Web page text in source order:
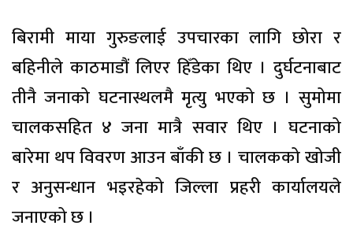
बिरामी माया गुरुङलाई उपचारका लागि छोरा र
बहिनीले काठमाडौं लिएर हिँडेका थिए । दुर्घटनाबाट
तीनै जनाको घटनास्थलमै मृत्यु भएको छ । सुमोमा
चालकसहित ४ जना मात्रै सवार थिए । घटनाको
बारेमा थप विवरण आउन बाँकी छ । चालकको खोजी
र अनुसन्धान भइरहेको जिल्ला प्रहरी कार्यालयले
जनाएको छ ।